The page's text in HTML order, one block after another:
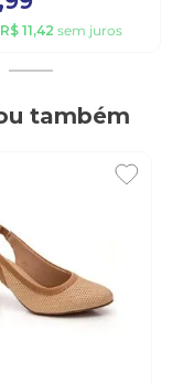
R$ 11,42 sem juros
também